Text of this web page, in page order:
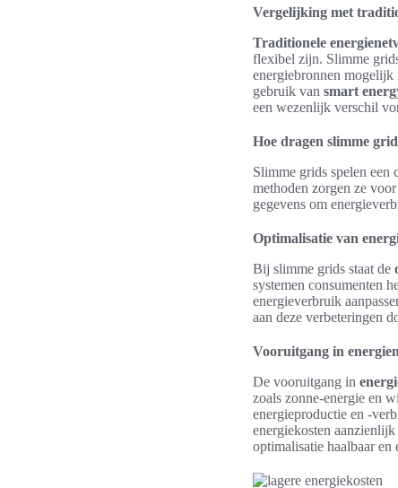
Vergelijking met
Traditionele
flexibel zijn. Slimme
energiebronnen
gebruik van smart
een wezenlijk verschil
Hoe dragen slimme
Slimme grids spelen een
methoden zorgen ze
gegevens om
Optimalisatie van
Bij slimme grids staat de
systemen consumenten
energieverbruik
aan deze verbeteringen
Vooruitgang in
De vooruitgang in
zoals zonne-energie en
energieproductie en -
energiekosten
optimalisatie haalbaar en